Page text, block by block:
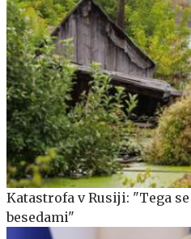
Katastrofa v Rusiji: "Tega
besedami"